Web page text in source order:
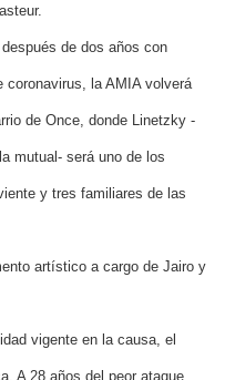
de dos años con
coronavirus, la AMIA volverá
de Once, donde Linetzky -
mutual- será uno de los
y tres familiares de las
artístico a cargo de Jairo y
vigente en la causa, el
A 28 años del peor ataque